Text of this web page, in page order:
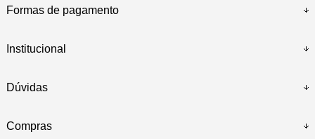
Formas de pagamento
Institucional
Dúvidas
Compras